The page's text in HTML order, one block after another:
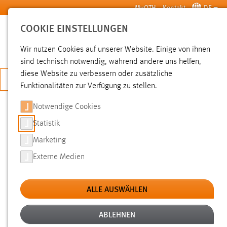
Zum Hauptinhalt springen MyOTH Kontakt DE
SUCHE
JETZT BEWERBEN
SUCHE
FILTER
Typ
Erstellungsdatum
COOKIE EINSTELLUNGEN
Wir nutzen Cookies auf unserer Website. Einige von ihnen
sind technisch notwendig, während andere uns helfen,
diese Website zu verbessern oder zusätzliche
Funktionalitäten zur Verfügung zu stellen.
Notwendige Cookies
Statistik
Marketing
Externe Medien
ALLE AUSWÄHLEN
ABLEHNEN